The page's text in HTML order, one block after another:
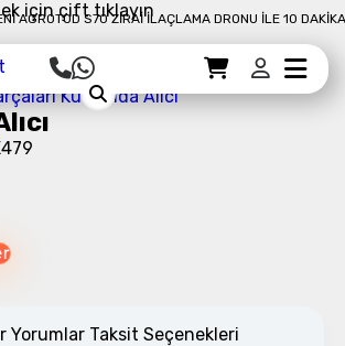
AGROTOD S70 ZIRAI İLAÇLAMA DRONU İLE 10
Sepet Ödemeye Geç
için çift tıklayın
Kumanda Alıcı
Yorumlar Taksit Seçenekleri
iade
Bilgileriniz
şifrelenirve
güvenliğiniz
garantiedilir.